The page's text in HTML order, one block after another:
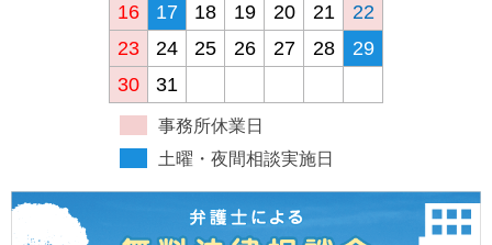
16
17 18 19 20 21
22
23
24 25 26 27 28
29
30
31
事務所休業日
土曜・夜間相談実施日